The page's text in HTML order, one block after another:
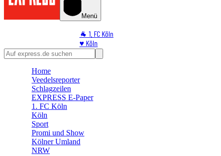
Menü
🐐 1. FC Köln
♥️ Köln
⭐ Promi
🛒 Shoppingwelt
Home
Veedelsreporter
Schlagzeilen
EXPRESS E-Paper
1. FC Köln
Köln
Sport
Promi und Show
Kölner Umland
NRW